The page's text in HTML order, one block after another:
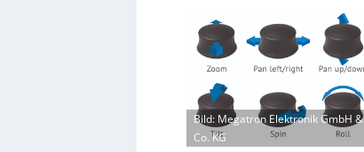
Bild: Megatron Elektronik GmbH &
Co. KG